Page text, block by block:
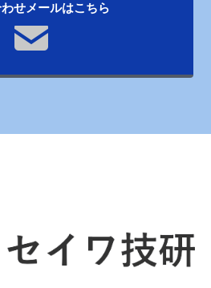
せメールはこちら